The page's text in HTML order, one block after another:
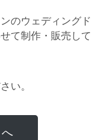
のウェディングド
て制作・販売して
い。